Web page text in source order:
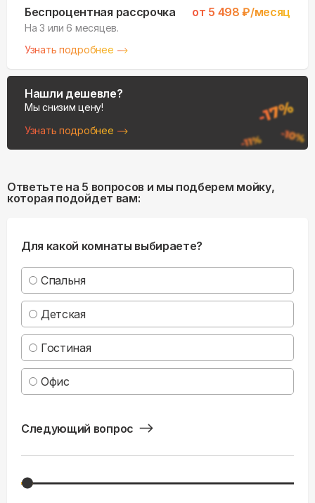
Беспроцентная рассрочка от 5 498 ₽/месяц
На 3 или 6 месяцев.
Узнать подробнее
Нашли дешевле?
Мы снизим цену!
Узнать подробнее
Ответьте на 5 вопросов и мы подберем мойку,
которая подойдет вам:
Для какой комнаты выбираете?
Спальня
Детская
Гостиная
Офис
Следующий вопрос